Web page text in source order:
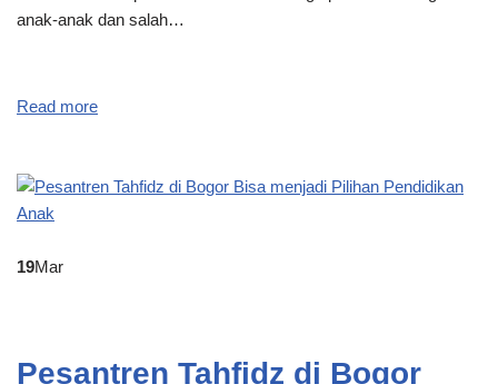
anak-anak dan salah…
Read more
19Mar
Pesantren Tahfidz di Bogor